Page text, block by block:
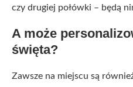
czy drugiej połówki – będą
A może
święta?
Zawsze na miejscu są